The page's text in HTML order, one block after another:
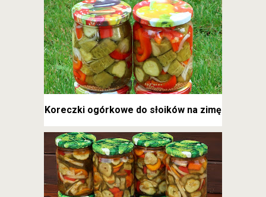
Koreczki ogórkowe do słoików na zimę